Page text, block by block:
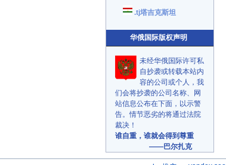
.tj塔吉克斯坦
华俄国际版权声明
未经华俄国际许可私
自抄袭或转载本站内
容的公司或个人，我
们会将抄袭的公司名称、网
站信息公布在下面，以示警
告。情节恶劣的将通过法院
裁决！
谁自重，谁就会得到尊重
——巴尔扎克